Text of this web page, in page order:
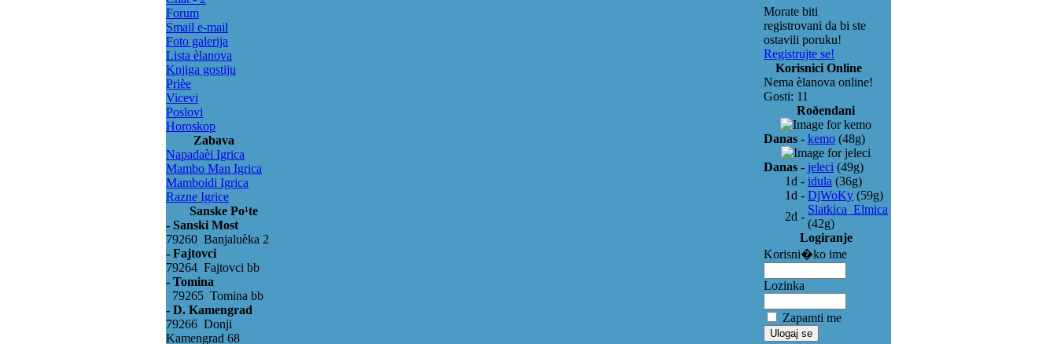
Forum
Smail e-mail
Foto galerija
Lista èlanova
Knjiga gostiju
Prièe
Vicevi
Poslovi
Horoskop
Zabava
Napadaèi Igrica
Mambo Man Igrica
Mamboidi Igrica
Razne Igrice
Sanske Po¹te
- Sanski Most
79260 Banjaluèka 2
- Fajtovci
79264 Fajtovci bb
- Tomina
79265 Tomina bb
- D. Kamengrad
79266 Donji
Kamengrad 68
Morate biti
registrovani da bi ste
ostavili poruku!
Registrujte se!
Korisnici Online
Nema èlanova online!
Gosti: 11
Roðendani
Danas - kemo (48g)
Danas - jeleci (49g)
1d - idula (36g)
1d - DjWoKy (59g)
2d -
Slatkica_Elmica
(42g)
Logiranje
Korisni�ko ime
Lozinka
Zapamti me